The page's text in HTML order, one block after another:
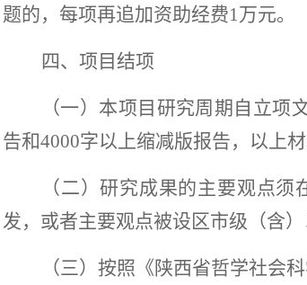
题的，每项再追加资助经费1万元。
四、 项目结项
（一） 本项目研究周期自立项
告和4000字以上缩减版报告，以上
（二） 研究成果的主要观点须
发，或者主要观点被设区市级 （含）
（三） 按照《陕西省哲学社会